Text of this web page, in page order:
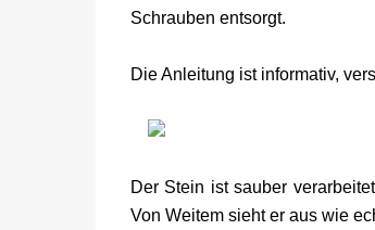
Schrauben entsorgt.
Die Anleitung ist informativ,
Der Stein ist sauber
Von Weitem sieht er aus wie